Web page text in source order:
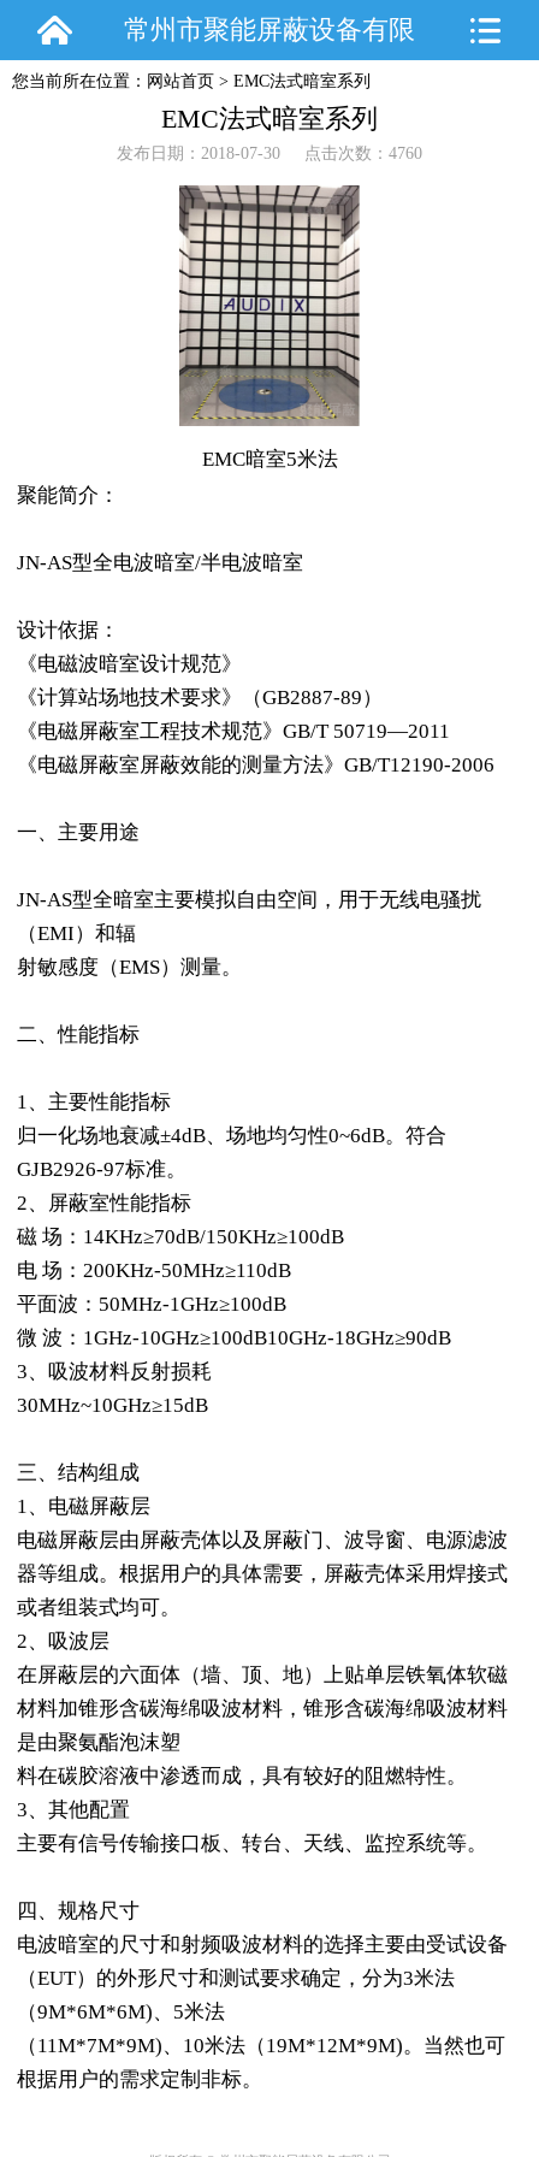
常州市聚能屏蔽设备有限
公司
您当前所在位置： 网站首页 > EMC法式暗室系列
EMC法式暗室系列
发布日期：2018-07-30 点击次数：4760
EMC暗室5米法
聚能简介：
JN-AS型全电波暗室/半电波暗室
设计依据：
《电磁波暗室设计规范》
《计算站场地技术要求》（GB2887-89）
《电磁屏蔽室工程技术规范》GB/T 50719―2011
《电磁屏蔽室屏蔽效能的测量方法》GB/T12190-2006
一、主要用途
JN-AS型全暗室主要模拟自由空间，用于无线电骚扰
（EMI）和辐
射敏感度（EMS）测量。
二、性能指标
1、主要性能指标
归一化场地衰减±4dB、场地均匀性0~6dB。符合
GJB2926-97标准。
2、屏蔽室性能指标
磁 场：14KHz≥70dB/150KHz≥100dB
电 场：200KHz-50MHz≥110dB
平面波：50MHz-1GHz≥100dB
微 波：1GHz-10GHz≥100dB10GHz-18GHz≥90dB
3、吸波材料反射损耗
30MHz~10GHz≥15dB
三、结构组成
1、电磁屏蔽层
电磁屏蔽层由屏蔽壳体以及屏蔽门、波导窗、电源滤波
器等组成。根据用户的具体需要，屏蔽壳体采用焊接式
或者组装式均可。
2、吸波层
在屏蔽层的六面体（墙、顶、地）上贴单层铁氧体软磁
材料加锥形含碳海绵吸波材料，锥形含碳海绵吸波材料
是由聚氨酯泡沫塑
料在碳胶溶液中渗透而成，具有较好的阻燃特性。
3、其他配置
主要有信号传输接口板、转台、天线、监控系统等。
四、规格尺寸
电波暗室的尺寸和射频吸波材料的选择主要由受试设备
（EUT）的外形尺寸和测试要求确定，分为3米法
（9M*6M*6M)、5米法
（11M*7M*9M)、10米法（19M*12M*9M)。当然也可
根据用户的需求定制非标。